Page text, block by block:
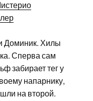
Доминик. Хилы
Сперва сам
забирает тег у
напарнику,
на второй.